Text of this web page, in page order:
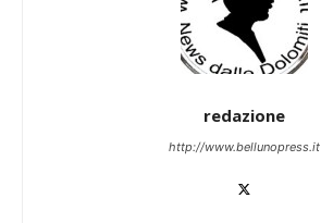
redazione
http://www.bellunopress.it